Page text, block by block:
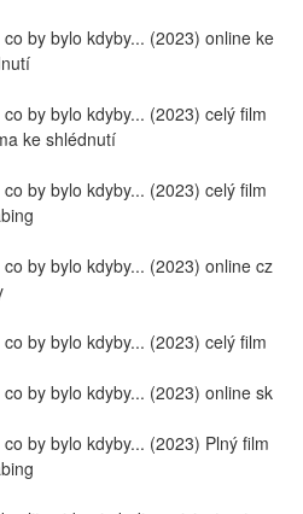
co by bylo kdyby... (2023) online ke
co by bylo kdyby... (2023) celý film
ke shlédnutí
co by bylo kdyby... (2023) celý film
co by bylo kdyby... (2023) online cz
co by bylo kdyby... (2023) celý film
co by bylo kdyby... (2023) online sk
by bylo kdyby... (2023) Plný film